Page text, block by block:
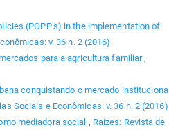
(POPP’s) in the implementation of
v. 36 n. 2 (2016)
para a agricultura familiar,
conquistando o mercado institucional
Sociais e Econômicas: v. 36 n. 2 (2016)
mediadora social , Raízes: Revista de